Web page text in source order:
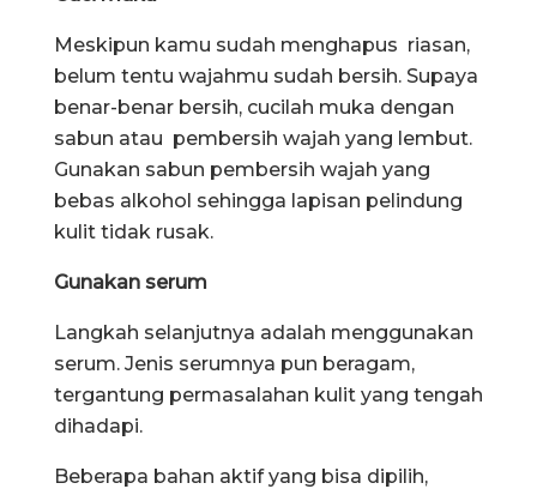
Meskipun kamu sudah menghapus riasan,
belum tentu wajahmu sudah bersih. Supaya
benar-benar bersih, cucilah muka dengan
sabun atau pembersih wajah yang lembut.
Gunakan sabun pembersih wajah yang
bebas alkohol sehingga lapisan pelindung
kulit tidak rusak.
Gunakan serum
Langkah selanjutnya adalah menggunakan
serum. Jenis serumnya pun beragam,
tergantung permasalahan kulit yang tengah
dihadapi.
Beberapa bahan aktif yang bisa dipilih,